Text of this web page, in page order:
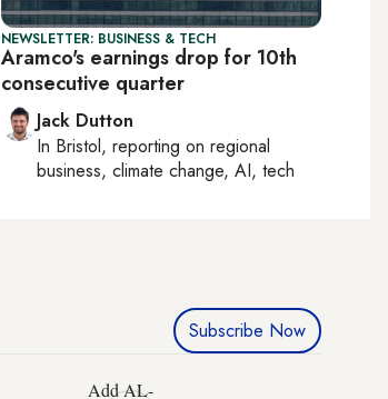
NEWSLETTER: BUSINESS & TECH
Aramco's earnings drop for 10th
consecutive quarter
Jack Dutton
In Bristol, reporting on regional
business, climate change, AI, tech
Subscribe Now
Add AL-